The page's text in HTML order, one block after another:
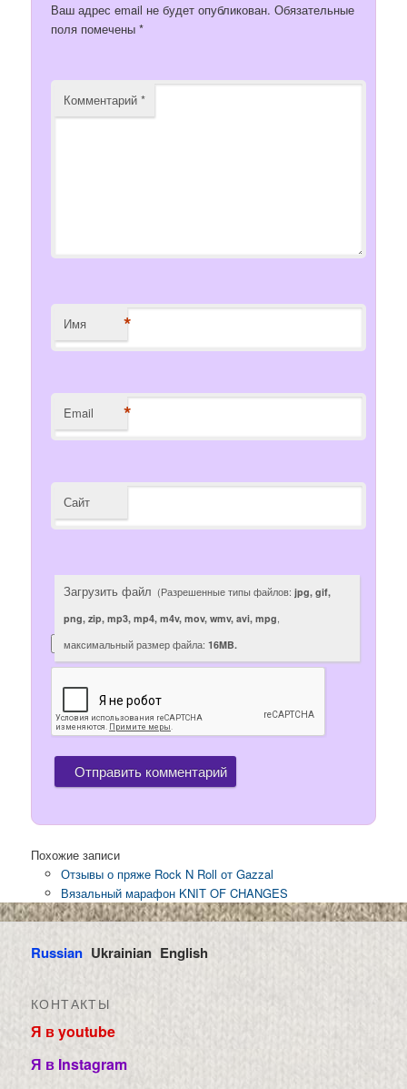
Ваш адрес email не будет опубликован. Обязательные
поля помечены*
Комментарий*
Имя *
Email *
Сайт
Загрузить файл (Разрешенные типы файлов:jpg, gif,
png, zip, mp3, mp4, m4v, mov, wmv, avi, mpg,
максимальный размер файла:16MB.
Похожие записи
Отзывы о пряже Rock N Roll от Gazzal
Вязальный марафон KNIT OF CHANGES
Russian Ukrainian English
КОНТАКТЫ
Я в youtube
Я в Instagram